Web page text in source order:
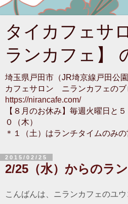
タイカフェサ
ランカフェ】
埼玉県戸田市（JR埼京線戸田公
カフェサロン ニランカフェのブ
https://nirancafe.com/
【８月のお休み】毎週火曜日と
０（木）
＊１（土）はランチタイムのみ
2015/02/25
2/25（水）からのラ
こんばんは、ニランカフェのユウ